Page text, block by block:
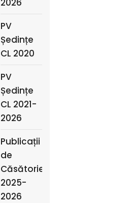
2026
PV
Ședințe
CL 2020
PV
Ședințe
CL 2021-
2026
Publicații
de
Căsătorie
2025-
2026